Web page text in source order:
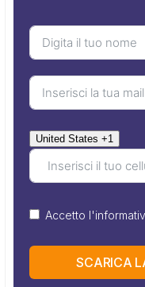
United States +1
Accetto
SCARICA